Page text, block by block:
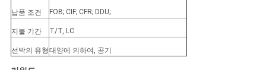
납품 조건 FOB; CIF; CFR; DDU;
지불 기간 T/T, LC
선박의 유형 대양에 의하여, 공기